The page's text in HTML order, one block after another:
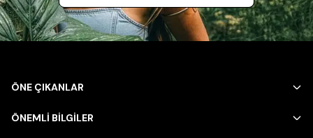
ÖNE ÇIKANLAR
ÖNEMLİ BİLGİLER